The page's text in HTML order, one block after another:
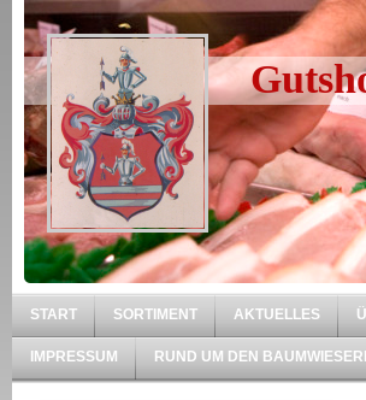
START SORTIMENT AKTUELLES
IMPRESSUM RUND UM DEN